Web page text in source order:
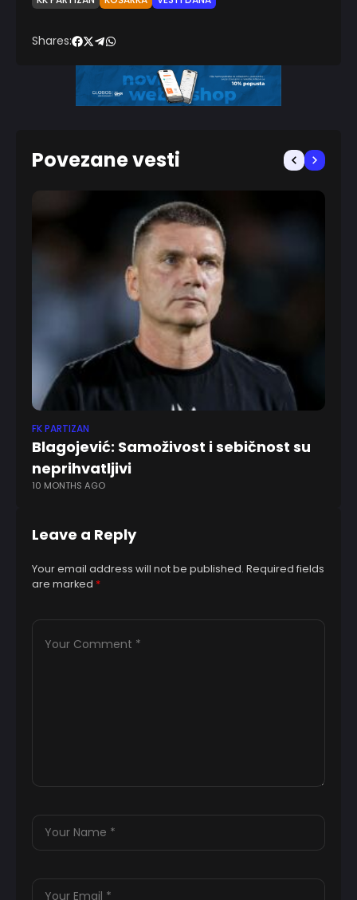
Shares:
Povezane vesti
FK PARTIZAN
Blagojević: Samoživost i sebičnost su
neprihvatljivi
10 MONTHS AGO
Leave a Reply
Your email address will not be published. Required fields
are marked *